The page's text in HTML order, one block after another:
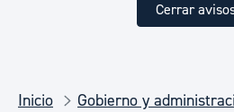
Cerrar
Inicio
Gobierno y